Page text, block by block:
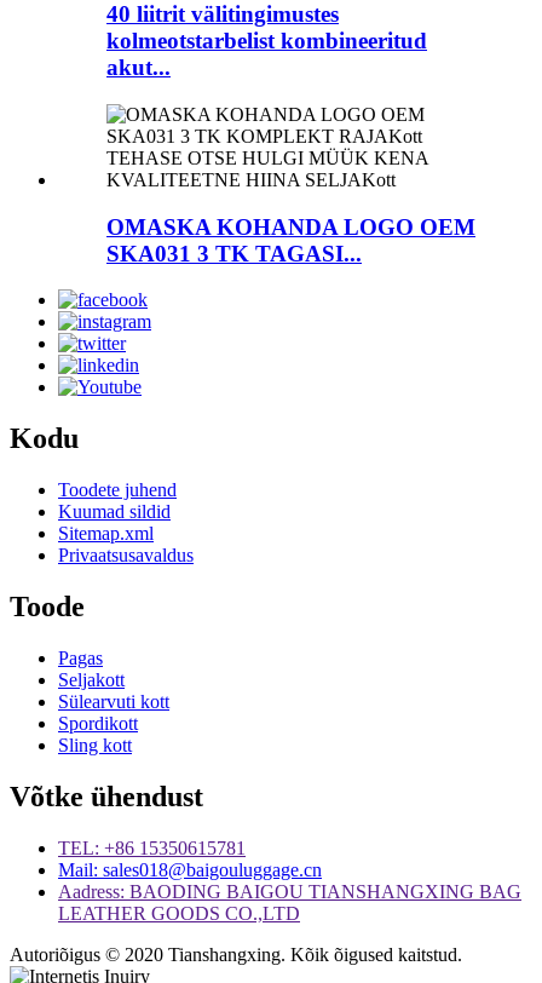
40 liitrit välitingimustes
kolmeotstarbelist kombineeritud
akut...
OMASKA KOHANDA LOGO OEM
SKA031 3 TK TAGASI...
Kodu
Toodete juhend
Kuumad sildid
Sitemap.xml
Privaatsusavaldus
Toode
Pagas
Seljakott
Sülearvuti kott
Spordikott
Sling kott
Võtke ühendust
TEL: +86 15350615781
Mail: sales018@baigouluggage.cn
Aadress: BAODING BAIGOU TIANSHANGXING BAG
LEATHER GOODS CO.,LTD
Autoriõigus © 2020 Tianshangxing. Kõik õigused kaitstud.